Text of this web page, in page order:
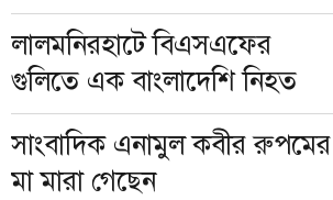
লালমনিরহাটে বিএসএফের
গুলিতে এক বাংলাদেশি নিহত
সাংবাদিক এনামুল কবীর রুপমের
মা মারা গেছেন